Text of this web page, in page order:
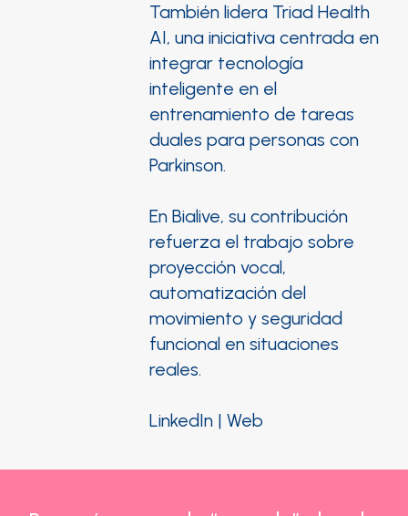
También lidera Triad Health
AI, una iniciativa centrada en
integrar tecnología
inteligente en el
entrenamiento de tareas
duales para personas con
Parkinson.
En Bialive, su contribución
refuerza el trabajo sobre
proyección vocal,
automatización del
movimiento y seguridad
funcional en situaciones
reales.
LinkedIn | Web